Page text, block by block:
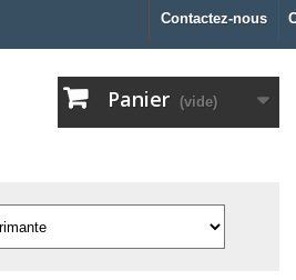
Contactez-nous
Panier (vide)